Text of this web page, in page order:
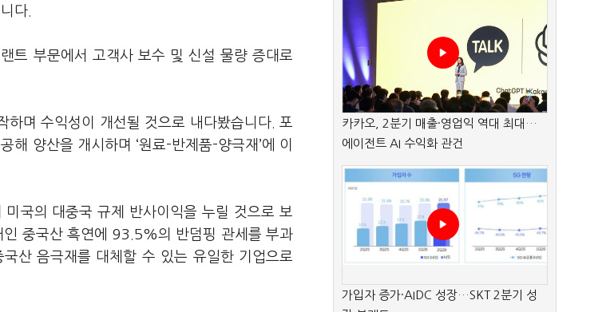
다.
트 부문에서 고객사 보수 및 신설 물량 증대로
며 수익성이 개선될 것으로 내다봤습니다. 포
양산을 개시하며 ‘원료-반제품-양극재’에 이
국의 대중국 규제 반사이익을 누릴 것으로 보
중국산 흑연에 93.5%의 반덤핑 관세를 부과
산 음극재를 대체할 수 있는 유일한 기업으로
카카오, 2분기 매출·영업익 역대 최대…
에이전트 AI 수익화 관건
가입자 증가·AIDC 성장…SKT 2분기 성